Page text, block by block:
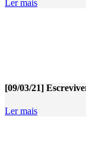
Ler mais
[09/03/21]
Ler mais